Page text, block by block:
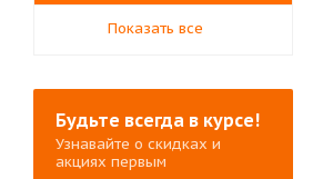
Показать все
Будьте всегда в курсе!
Узнавайте о скидках и
акциях первым